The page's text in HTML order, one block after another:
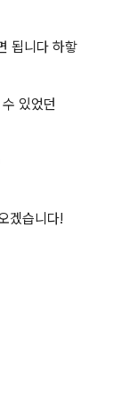
됩니다 하핳
있었던
겠습니다!